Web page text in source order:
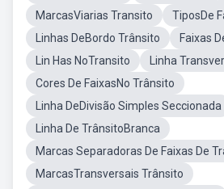
MarcasViarias Transito
TiposDe
Linhas DeBordo Trânsito
Faixas
Lin Has NoTransito
Linha
Cores De FaixasNo Trânsito
Linha DeDivisão Simples Seccionada
Linha De TrânsitoBranca
Marcas Separadoras De Faixas De
MarcasTransversais Trânsito